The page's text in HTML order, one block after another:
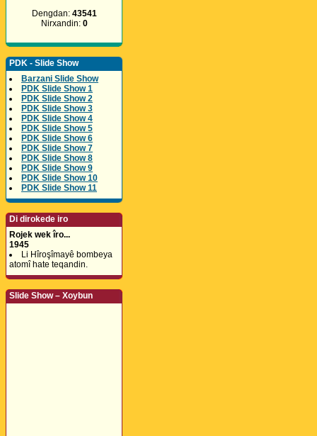
Dengdan: 43541
Nirxandin: 0
PDK - Slide Show
Barzani Slide Show
PDK Slide Show 1
PDK Slide Show 2
PDK Slide Show 3
PDK Slide Show 4
PDK Slide Show 5
PDK Slide Show 6
PDK Slide Show 7
PDK Slide Show 8
PDK Slide Show 9
PDK Slide Show 10
PDK Slide Show 11
Di dirokede iro
Rojek wek îro...
1945
Li Hîroşîmayê bombeya
atomî hate teqandin.
Slide Show – Xoybun